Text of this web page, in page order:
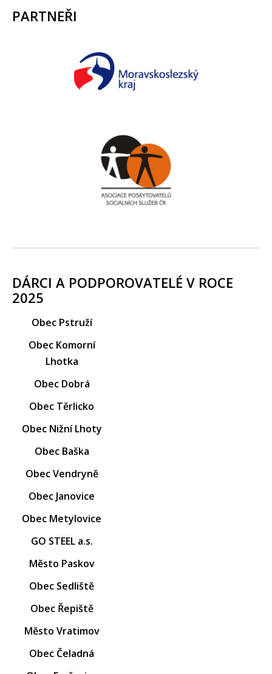
PARTNEŘI
DÁRCI A PODPOROVATELÉ V ROCE
2025
Obec Pstruží
Obec Komorní
Lhotka
Obec Dobrá
Obec Těrlicko
Obec Nižní Lhoty
Obec Baška
Obec Vendryně
Obec Janovice
Obec Metylovice
GO STEEL a.s.
Město Paskov
Obec Sedliště
Obec Řepiště
Město Vratimov
Obec Čeladná